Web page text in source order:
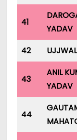
41
YADAV
42
43
ANIL
YADAV
44